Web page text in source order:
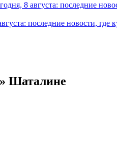
8 августа: последние
последние новости, где
Шаталине